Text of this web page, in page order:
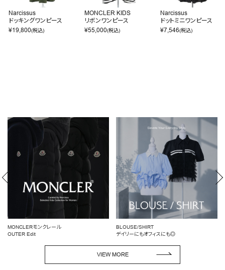
Narcissus
ドッキングワンピース
¥19,800(税込)
MONCLER KIDS
リボンワンピース
¥55,000(税込)
Narcissus
ドットミニワンピース
¥7,546(税込)
BLOUSE/SHIRT
デイリーにもオフィスにも◎
女性らしいシルエットを引き立てる
ペプラムトップス
VIEW MORE